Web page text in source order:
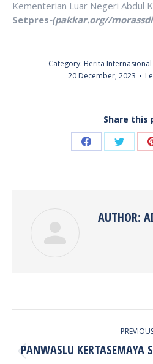
Kementerian Luar Negeri Abdul
Setpres-(pakkar.org//
Category: Berita Internasional
20 December, 2023
Share this
Share Share
AUTHOR:
PANWASLU KERTASEMAYA